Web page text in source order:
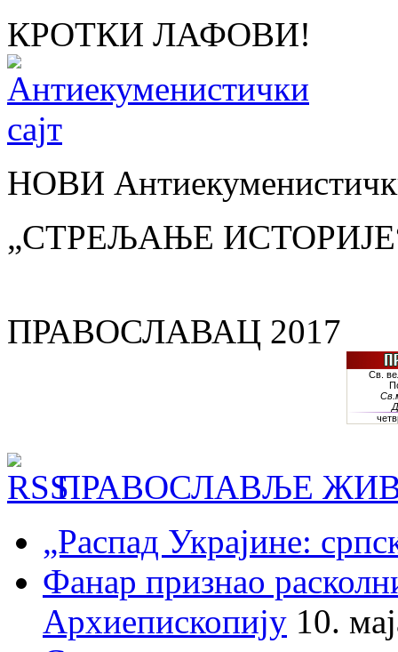
КРОТКИ ЛАФОВИ!
НОВИ
„СТРЕЉАЊЕ
ПРАВОСЛАВАЦ 2017
ПРАВОСЛАВЉЕ
„Распад Украјине:
Фанар признао
Архиепископију 10.